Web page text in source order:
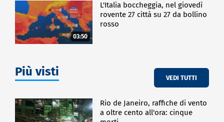
03:50
L'Italia boccheggia, nel giovedì
rovente 27 città su 27 da bollino
rosso
Più visti VEDI TUTTI
Rio de Janeiro, raffiche di vento
a oltre cento all'ora: cinque